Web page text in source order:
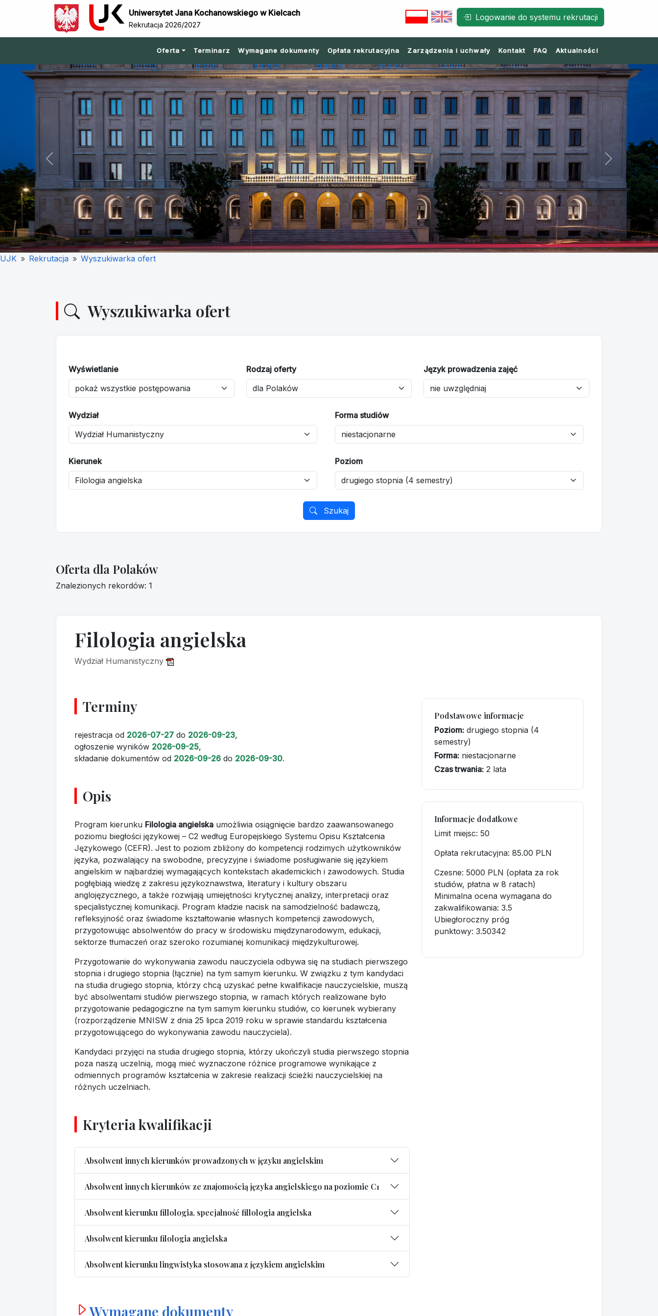
Uniwersytet Jana Kochanowskiego w Kielcach
Rekrutacja 2026/2027
Logowanie do systemu rekrutacji
Oferta Terminarz Wymagane dokumenty Opłata rekrutacyjna Zarządzenia i uchwały Kontakt FAQ Aktualności
Previous Next
UJK Rekrutacja Wyszukiwarka ofert
Wyszukiwarka ofert
Wyświetlanie Rodzaj oferty Język prowadzenia zajęć
Wydział
Kierunek
Forma studiów
Poziom
Szukaj
Oferta dla Polaków
Znalezionych rekordów: 1
Filologia angielska
Wydział Humanistyczny
Terminy
rejestracja od 2026-07-27 do 2026-09-23,
ogłoszenie wyników 2026-09-25,
składanie dokumentów od 2026-09-26 do 2026-09-30.
Opis
Program kierunku Filologia angielska umożliwia osiągnięcie bardzo zaawansowanego
poziomu biegłości językowej – C2 według Europejskiego Systemu Opisu Kształcenia
Językowego (CEFR). Jest to poziom zbliżony do kompetencji rodzimych użytkowników
języka, pozwalający na swobodne, precyzyjne i świadome posługiwanie się językiem
angielskim w najbardziej wymagających kontekstach akademickich i zawodowych. Studia
pogłębiają wiedzę z zakresu językoznawstwa, literatury i kultury obszaru
anglojęzycznego, a także rozwijają umiejętności krytycznej analizy, interpretacji oraz
specjalistycznej komunikacji. Program kładzie nacisk na samodzielność badawczą,
refleksyjność oraz świadome kształtowanie własnych kompetencji zawodowych,
przygotowując absolwentów do pracy w środowisku międzynarodowym, edukacji,
sektorze tłumaczeń oraz szeroko rozumianej komunikacji międzykulturowej.
Przygotowanie do wykonywania zawodu nauczyciela odbywa się na studiach pierwszego
stopnia i drugiego stopnia (łącznie) na tym samym kierunku. W związku z tym kandydaci
na studia drugiego stopnia, którzy chcą uzyskać pełne kwalifikacje nauczycielskie, muszą
być absolwentami studiów pierwszego stopnia, w ramach których realizowane było
przygotowanie pedagogiczne na tym samym kierunku studiów, co kierunek wybierany
(rozporządzenie MNISW z dnia 25 lipca 2019 roku w sprawie standardu kształcenia
przygotowującego do wykonywania zawodu nauczyciela).
Kandydaci przyjęci na studia drugiego stopnia, którzy ukończyli studia pierwszego stopnia
poza naszą uczelnią, mogą mieć wyznaczone różnice programowe wynikające z
odmiennych programów kształcenia w zakresie realizacji ścieżki nauczycielskiej na
różnych uczelniach.
Kryteria kwalifikacji
Absolwent innych kierunków prowadzonych w języku angielskim
Absolwent innych kierunków ze znajomością języka angielskiego na poziomie C1
Absolwent kierunku fillologia, specjalność fillologia angielska
Absolwent kierunku filologia angielska
Absolwent kierunku lingwistyka stosowana z językiem angielskim
Wymagane dokumenty
Podstawowe informacje
Poziom: drugiego stopnia (4
semestry)
Forma: niestacjonarne
Czas trwania: 2 lata
Informacje dodatkowe
Limit miejsc: 50
Opłata rekrutacyjna: 85.00 PLN
Czesne: 5000 PLN (opłata za rok
studiów, płatna w 8 ratach)
Minimalna ocena wymagana do
zakwalifikowania: 3.5
Ubiegłoroczny próg
punktowy: 3.50342